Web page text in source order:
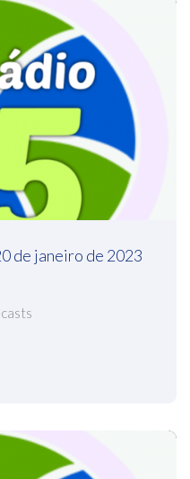
de janeiro de 2023